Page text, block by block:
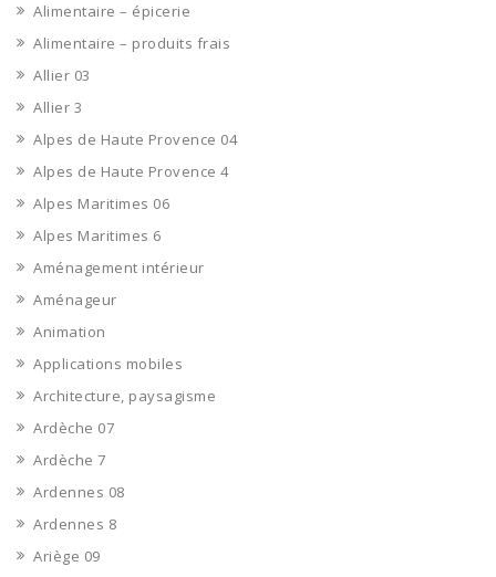
Alimentaire – épicerie
Alimentaire – produits frais
Allier 03
Allier 3
Alpes de Haute Provence 04
Alpes de Haute Provence 4
Alpes Maritimes 06
Alpes Maritimes 6
Aménagement intérieur
Aménageur
Animation
Applications mobiles
Architecture, paysagisme
Ardèche 07
Ardèche 7
Ardennes 08
Ardennes 8
Ariège 09